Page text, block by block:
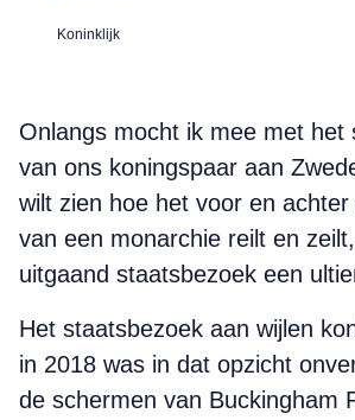
Koninklijk
Onlangs mocht ik mee met het
van ons koningspaar aan
wilt zien hoe het voor en
van een monarchie reilt en
uitgaand staatsbezoek een
Het staatsbezoek aan wijlen
in 2018 was in dat opzicht
de schermen van Buckingham